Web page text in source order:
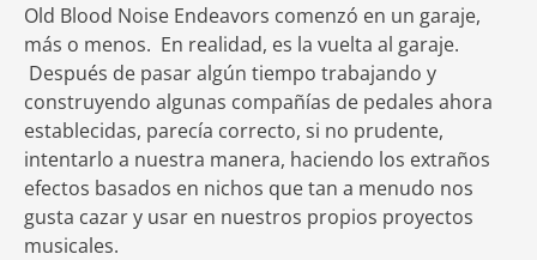
Old Blood Noise Endeavors comenzó en un garaje,
más o menos. En realidad, es la vuelta al garaje.
Después de pasar algún tiempo trabajando y
construyendo algunas compañías de pedales ahora
establecidas, parecía correcto, si no prudente,
intentarlo a nuestra manera, haciendo los extraños
efectos basados en nichos que tan a menudo nos
gusta cazar y usar en nuestros propios proyectos
musicales.